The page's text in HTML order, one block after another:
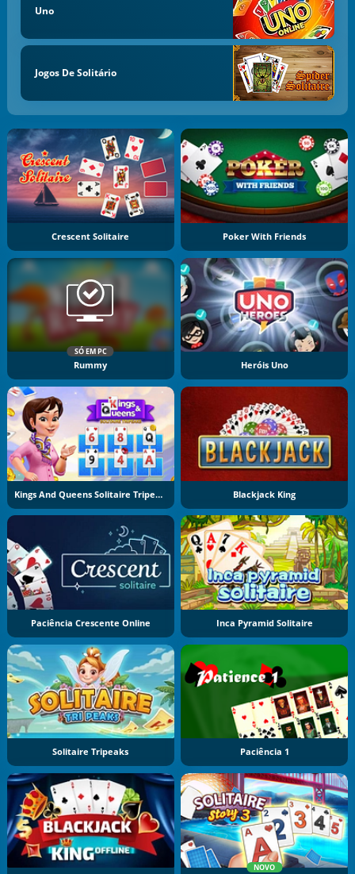
Uno
Jogos De Solitário
Crescent Solitaire Poker With Friends
SÓ EM PC
Rummy Heróis Uno
Kings And Queens Solitaire Tripeaks Blackjack King
Paciência Crescente Online Inca Pyramid Solitaire
Solitaire Tripeaks Paciência 1
NOVO